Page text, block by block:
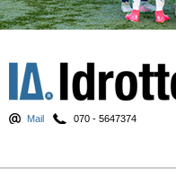
Mail 070 - 5647374